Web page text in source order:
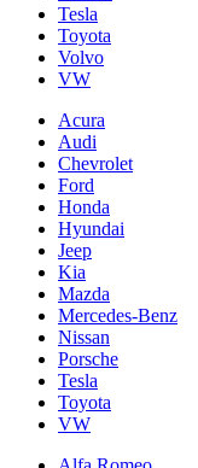
Tesla
Toyota
Volvo
VW
Acura
Audi
Chevrolet
Ford
Honda
Hyundai
Jeep
Kia
Mazda
Mercedes-Benz
Nissan
Porsche
Tesla
Toyota
VW